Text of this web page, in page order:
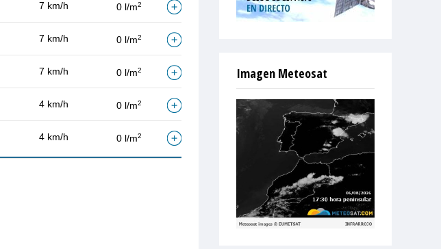
7 km/h 0 l/m2
7 km/h 0 l/m2
7 km/h 0 l/m2
4 km/h 0 l/m2
4 km/h 0 l/m2
Imagen Meteosat